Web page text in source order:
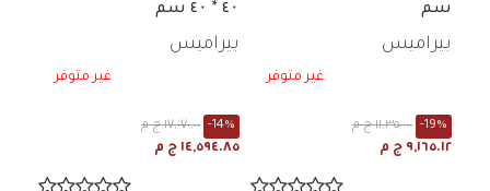
سم
بيراميس
غير متوفر
١١,٣٥٠.٠٠ ج م -19%
٩,١٦٥.١٢ ج م
٤۰ * ٤۰ سم
بيراميس
غير متوفر
١٧,٠٧٠.٠٠ ج م -14%
١٤,٥٩٤.٨٥ ج م